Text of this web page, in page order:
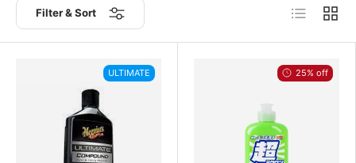
Filter & Sort List Grid
ULTIMATE 25% off